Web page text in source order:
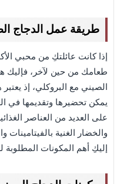
طريقة عمل الدجاج
إذا كانت عائلتكِ من محبي
طعامك من حين لآخر، فإليك
الصيني مع البروكلي، إذ
يمكن تحضيرها وتقديمها في
على العديد من العناصر
والخضار الغنية
إليكِ أهم المكونات المطلوبة